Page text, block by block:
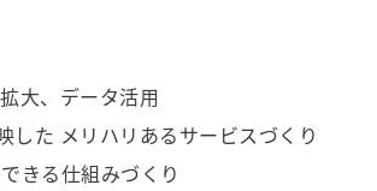
大、データ活用
た メリハリあるサービスづくり
きる仕組みづくり